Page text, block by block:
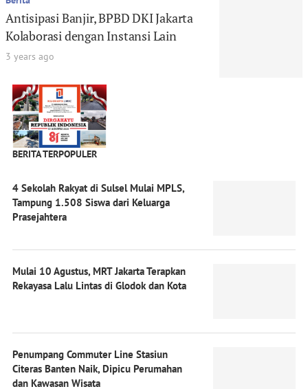
Antisipasi Banjir, BPBD DKI Jakarta
Kolaborasi dengan Instansi Lain
3 years ago
BERITA TERPOPULER
4 Sekolah Rakyat di Sulsel Mulai MPLS,
Tampung 1.508 Siswa dari Keluarga
Prasejahtera
Mulai 10 Agustus, MRT Jakarta Terapkan
Rekayasa Lalu Lintas di Glodok dan Kota
Penumpang Commuter Line Stasiun
Citeras Banten Naik, Dipicu Perumahan
dan Kawasan Wisata